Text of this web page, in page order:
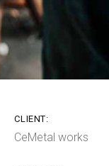
CLIENT:
CeMetal works